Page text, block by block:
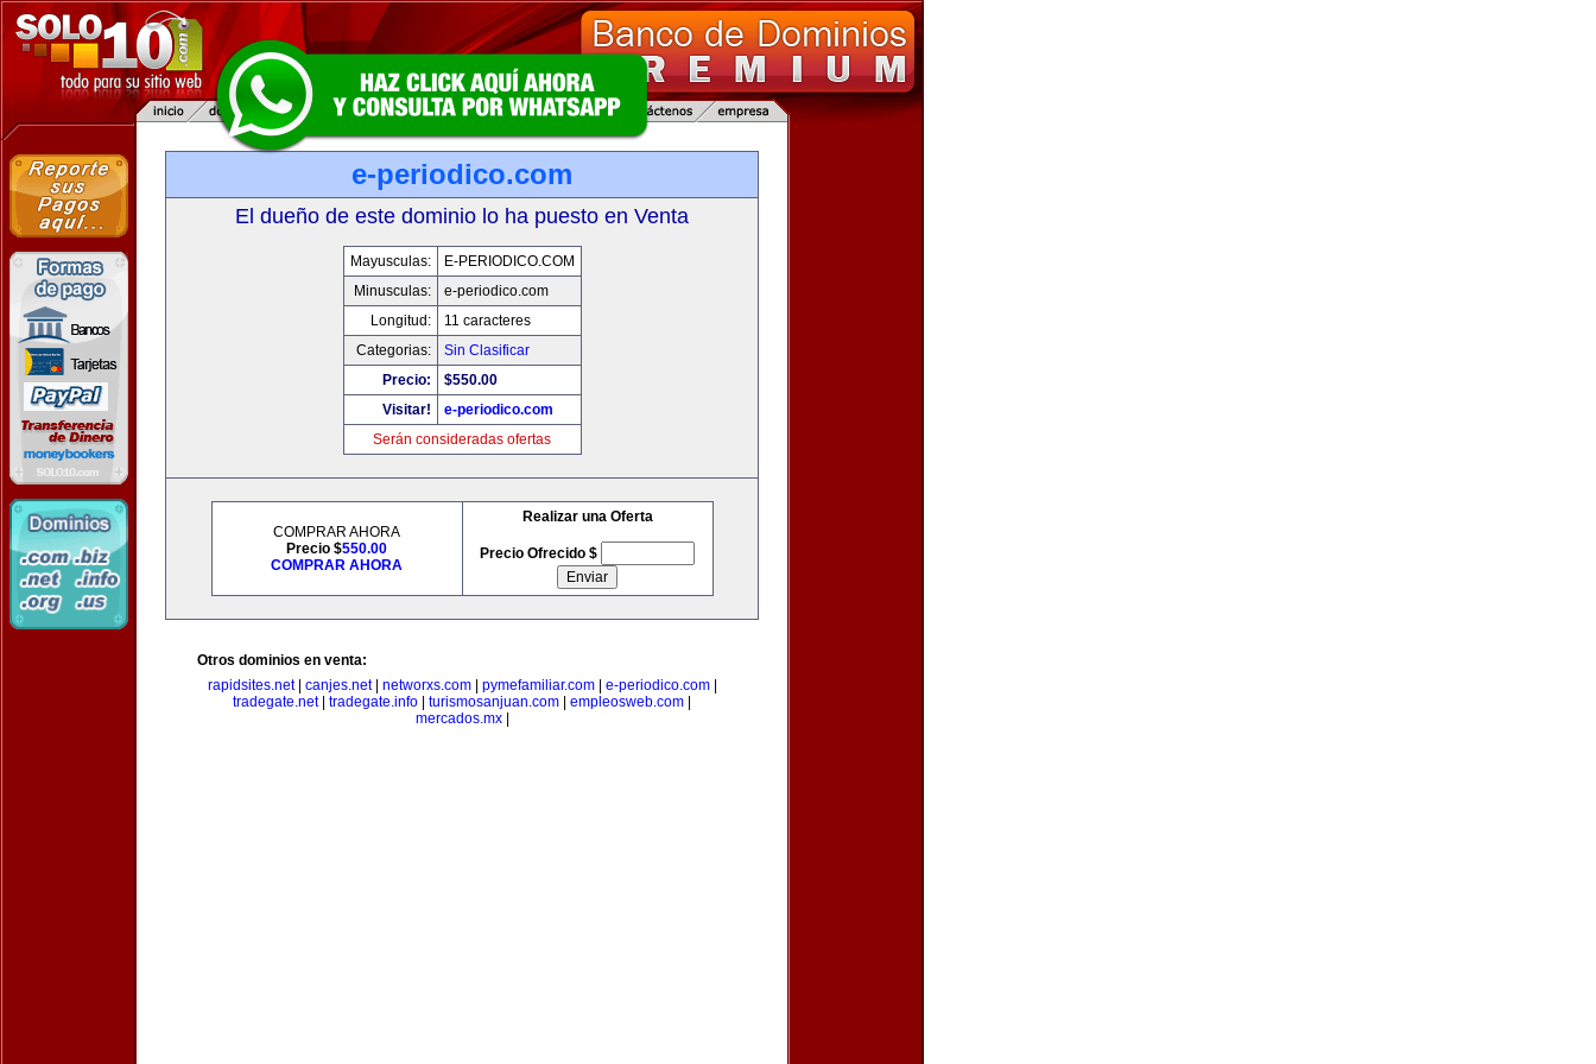
e-periodico.com
El dueño de este dominio lo ha puesto en Venta
Mayusculas:
E-PERIODICO.COM
Minusculas:
e-periodico.com
Longitud:
11 caracteres
Categorias:
Sin Clasificar
Precio:
$550.00
Visitar!
e-periodico.com
Serán consideradas ofertas
COMPRAR AHORA
Precio $550.00
COMPRAR AHORA
Realizar una Oferta
Precio Ofrecido $
Otros dominios en venta:
rapidsites.net| canjes.net| networxs.com| pymefamiliar.com| e-periodico.com|
tradegate.net| tradegate.info turismosanjuan.com empleosweb.com
mercados.mx|